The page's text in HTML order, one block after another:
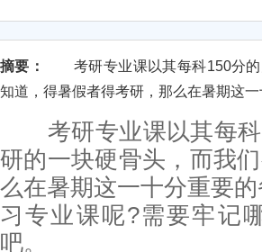
摘要：
考研专业课以其每科150分的
知道，得暑假者得考研，那么在暑期这
考研专业课以其每科
研的一块硬骨头，而我
么在暑期这一十分重要
习专业课呢?需要牢记
吧。